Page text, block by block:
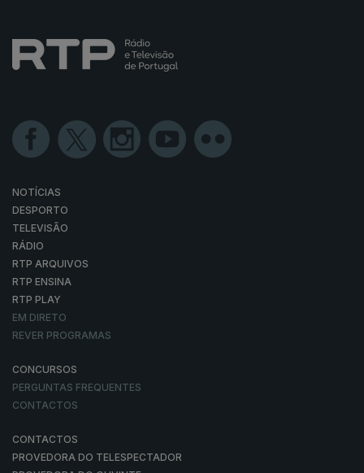
NOTÍCIAS
DESPORTO
TELEVISÃO
RÁDIO
RTP ARQUIVOS
RTP ENSINA
RTP PLAY
EM DIRETO
REVER PROGRAMAS
CONCURSOS
PERGUNTAS FREQUENTES
CONTACTOS
CONTACTOS
PROVEDORA DO TELESPECTADOR